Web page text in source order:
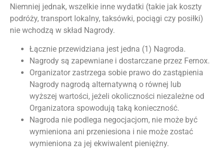
Niemniej jednak, wszelkie inne wydatki (takie jak koszty
podróży, transport lokalny, taksówki, pociągi czy posiłki)
nie wchodzą w skład Nagrody.
Łącznie przewidziana jest jedna (1) Nagroda.
Nagrody są zapewniane i dostarczane przez Fernox.
Organizator zastrzega sobie prawo do zastąpienia
Nagrody nagrodą alternatywną o równej lub
wyższej wartości, jeżeli okoliczności niezależne od
Organizatora spowodują taką konieczność.
Nagroda nie podlega negocjacjom, nie może być
wymieniona ani przeniesiona i nie może zostać
wymieniona za jej ekwiwalent pieniężny.